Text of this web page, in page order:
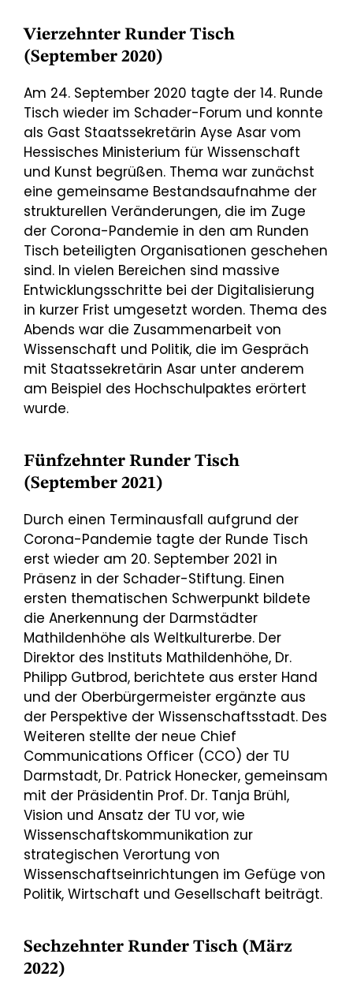
Vierzehnter Runder Tisch
(September 2020)
Am 24. September 2020 tagte der 14. Runde
Tisch wieder im Schader-Forum und konnte
als Gast Staatssekretärin Ayse Asar vom
Hessisches Ministerium für Wissenschaft
und Kunst begrüßen. Thema war zunächst
eine gemeinsame Bestandsaufnahme der
strukturellen Veränderungen, die im Zuge
der Corona-Pandemie in den am Runden
Tisch beteiligten Organisationen geschehen
sind. In vielen Bereichen sind massive
Entwicklungsschritte bei der Digitalisierung
in kurzer Frist umgesetzt worden. Thema des
Abends war die Zusammenarbeit von
Wissenschaft und Politik, die im Gespräch
mit Staatssekretärin Asar unter anderem
am Beispiel des Hochschulpaktes erörtert
wurde.
Fünfzehnter Runder Tisch
(September 2021)
Durch einen Terminausfall aufgrund der
Corona-Pandemie tagte der Runde Tisch
erst wieder am 20. September 2021 in
Präsenz in der Schader-Stiftung. Einen
ersten thematischen Schwerpunkt bildete
die Anerkennung der Darmstädter
Mathildenhöhe als Weltkulturerbe. Der
Direktor des Instituts Mathildenhöhe, Dr.
Philipp Gutbrod, berichtete aus erster Hand
und der Oberbürgermeister ergänzte aus
der Perspektive der Wissenschaftsstadt. Des
Weiteren stellte der neue Chief
Communications Officer (CCO) der TU
Darmstadt, Dr. Patrick Honecker, gemeinsam
mit der Präsidentin Prof. Dr. Tanja Brühl,
Vision und Ansatz der TU vor, wie
Wissenschaftskommunikation zur
strategischen Verortung von
Wissenschaftseinrichtungen im Gefüge von
Politik, Wirtschaft und Gesellschaft beiträgt.
Sechzehnter Runder Tisch (März
2022)